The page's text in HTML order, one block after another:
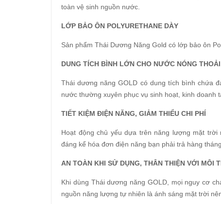
toàn vệ sinh nguồn nước.
LỚP BẢO ÔN POLYURETHANE DÀY
Sản phẩm Thái Dương Năng Gold có lớp bảo ôn
DUNG TÍCH BÌNH LỚN CHO NƯỚC NÓNG
Thái dương năng GOLD có dung tích bình chứa
nước thường xuyên phục vụ sinh hoạt, kinh doanh
TIẾT KIỆM ĐIỆN NĂNG, GIẢM THIỂU CHI PHÍ
Hoạt động chủ yếu dựa trên năng lượng mặt
đáng kể hóa đơn điện năng bạn phải trả hàng
AN TOÀN KHI SỬ DỤNG, THÂN THIỆN VỚI MÔI
Khi dùng Thái dương năng GOLD, mọi nguy cơ
nguồn năng lượng tự nhiên là ánh sáng mặt trời